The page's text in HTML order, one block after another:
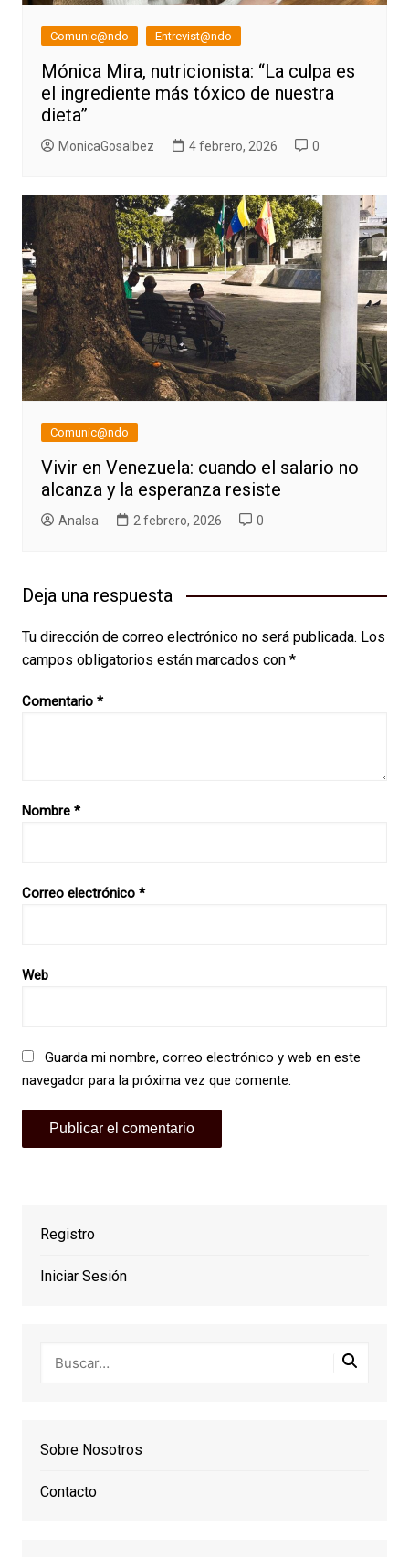
Comunic@ndo Entrevist@ndo
Mónica Mira, nutricionista: “La culpa es
el ingrediente más tóxico de nuestra
dieta”
MonicaGosalbez 4 febrero, 2026 0
Comunic@ndo
Vivir en Venezuela: cuando el salario no
alcanza y la esperanza resiste
AnaIsa 2 febrero, 2026 0
Deja una respuesta
Tu dirección de correo electrónico no será publicada. Los
campos obligatorios están marcados con *
Comentario *
Nombre *
Correo electrónico *
Web
Guarda mi nombre, correo electrónico y web en este
navegador para la próxima vez que comente.
Registro
Iniciar Sesión
Sobre Nosotros
Contacto